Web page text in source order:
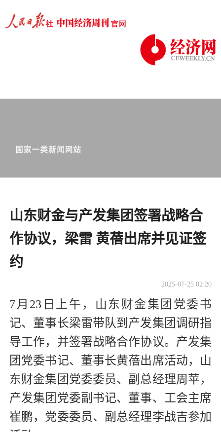
山东财金与产发集团签署战略合
作协议，梁雷 黄蓓出席并见证签
约
2025-07-25 02:20
7月23日上午，山东财金集团党委书
记、董事长梁雷带队到产发集团调研指
导工作，并签署战略合作协议。产发集
团党委书记、董事长黄蓓出席活动，山
东财金集团党委委员、副总经理周苹，
产发集团党委副书记、董事、工会主席
崔鹏，党委委员、副总经理李战吉参加